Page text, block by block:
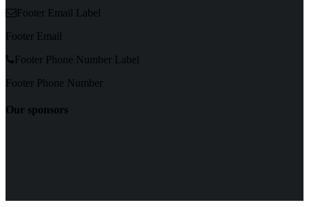
Footer Email Label
Footer Email
Footer Phone Number Label
Footer Phone Number
Our sponsors